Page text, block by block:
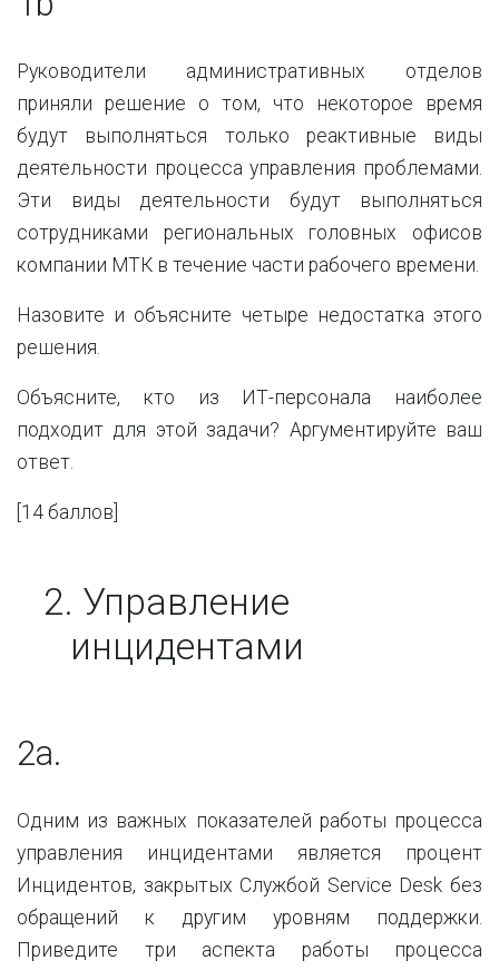
Руководители административных отделов
приняли решение о том, что некоторое время
будут выполняться только реактивные виды
деятельности процесса управления проблемами.
Эти виды деятельности будут выполняться
сотрудниками региональных головных офисов
компании МТК в течение части рабочего времени.
Назовите и объясните четыре недостатка этого
решения.
Объясните, кто из ИТ-персонала наиболее
подходит для этой задачи? Аргументируйте ваш
ответ.
[14 баллов
2. Управление
инцидентами
2a.
Одним из важных показателей работы процесса
управления инцидентами является процент
Инцидентов, закрытых Службой Service Desk без
обращений к другим уровням поддержки.
Приведите три аспекта работы процесса